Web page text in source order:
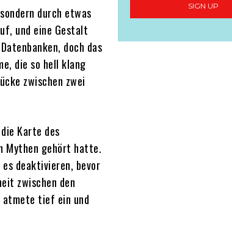
durch etwas
und eine Gestalt
doch das
die so hell klang
zwischen zwei
Karte des
Mythen gehört hatte.
es deaktivieren, bevor
zwischen den
tief ein und
SIGN UP